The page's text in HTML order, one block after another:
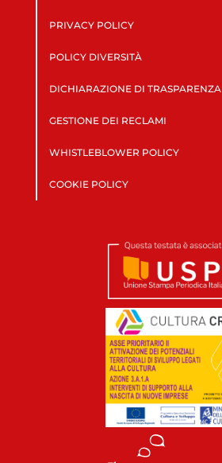
PRIVACY POLICY
POLICY DIVERSITÀ
DICHIARAZIONE DI TRASPARENZA
GESTIONE DEI RECLAMI
WHISTLEBLOWER POLICY
COOKIE POLICY